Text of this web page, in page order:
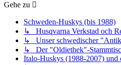
Gehe zu
Schweden-Huskys (bis 1988)
↳ Husqvarna Verkstad och
↳ Unser schwedischer
↳ Der "Oldiethek"-
Italo-Huskys (1988-2007)